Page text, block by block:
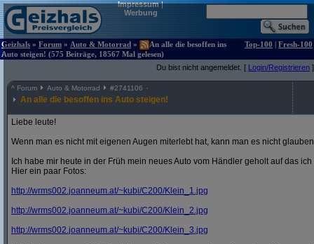
Impressum|
Werbung
Geizhals » Forum » Auto & Motorrad »
An alle die besoffen ins
Auto steigen! (575 Beiträge, 18567 Mal gelesen)
Top-100 | Fresh-100
Du bist nicht angemeldet. [ Login/Registrieren ]
^ Forum Auto & Motorrad #2741106
An alle die besoffen ins Auto steigen!
Liebe leute!
Wenn man es nicht mit eigenen Augen miterlebt hat, kann man es nicht
Ich habe mir heute in der Früh mein neues Auto vom Händler geholt auf das
Hier ein paar Fotos:
http://wrms002.joanneum.at/~kubi/C200/Klein_1.jpg
http://wrms002.joanneum.at/~kubi/C200/Klein_2.jpg
http://wrms002.joanneum.at/~kubi/C200/Klein_3.jpg